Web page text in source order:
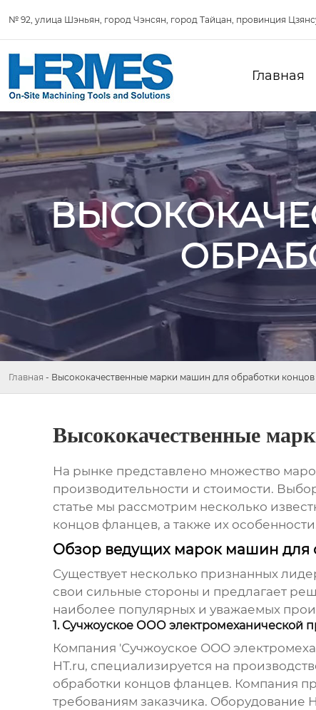
№ 92, улица Шэньян, город Чэнсян, город Тайцан, провинция
Главная
Главная - Высококачественные марки машин для обработки
Высококачественные
На рынке представлено множество
производительности и стоимости.
статье мы рассмотрим несколько
концов фланцев, а также их
Обзор ведущих марок машин для
Существует несколько признанных
свои сильные стороны и предлагает
наиболее популярных и уважаемых
1. Сучжоуское ООО электромеханической
Компания 'Сучжоуское ООО
HT.ru, специализируется на
обработки концов фланцев. Компания
требованиям заказчика. Оборудование